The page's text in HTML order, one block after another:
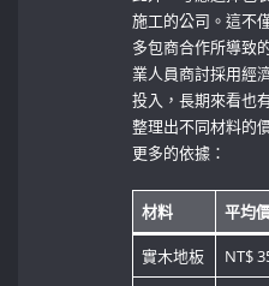
施工的公司。這不
多包商合作所導致
業人員商討採用經
投入，長期來看也
整理出不同材料的
更多的依據：
材料 平均
實木地板 NT$